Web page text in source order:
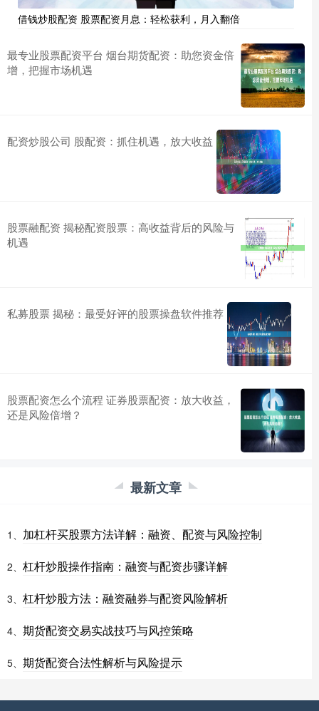
借钱炒股配资 股票配资月息：轻松获利，月入翻倍
最专业股票配资平台 烟台期货配资：助您资金倍
增，把握市场机遇
配资炒股公司 股配资：抓住机遇，放大收益
股票融配资 揭秘配资股票：高收益背后的风险与
机遇
私募股票 揭秘：最受好评的股票操盘软件推荐
股票配资怎么个流程 证券股票配资：放大收益，
还是风险倍增？
最新文章
1、 加杠杆买股票方法详解：融资、配资与风险控制
2、 杠杆炒股操作指南：融资与配资步骤详解
3、 杠杆炒股方法：融资融券与配资风险解析
4、 期货配资交易实战技巧与风控策略
5、 期货配资合法性解析与风险提示